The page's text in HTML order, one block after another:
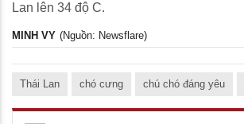
Lan lên 34 độ C.
MINH VY (Nguồn: Newsflare)
Thái Lan chó cưng chú chó đáng yêu